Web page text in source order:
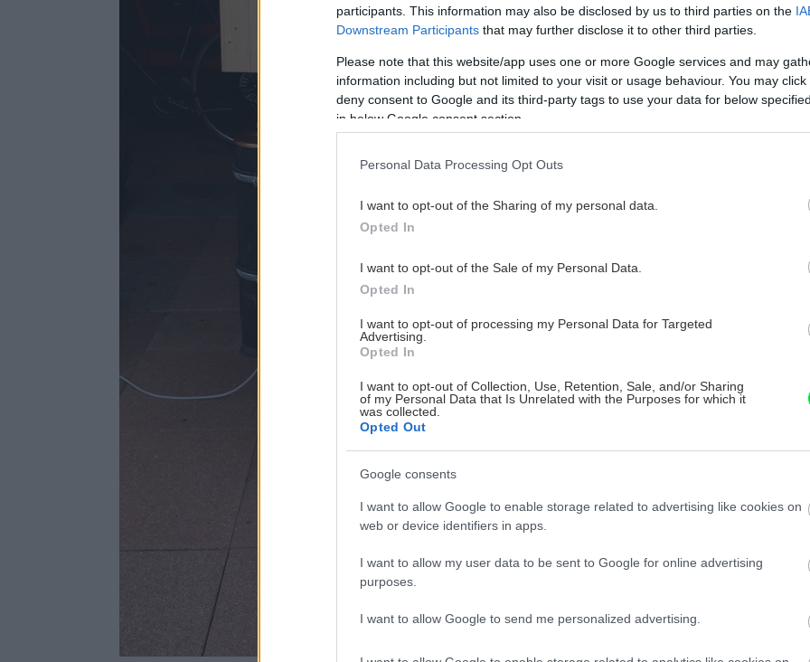
participants. This information may also be disclosed by us to third parties on the
Downstream Participants that may further disclose it to other third parties.
Please note that this website/app uses one or more Google services and may
information including but not limited to your visit or usage behaviour. You may
deny consent to Google and its third-party tags to use your data for below
in below Google consent section.
Personal Data Processing Opt Outs
I want to opt-out of the Sharing of my personal data.
Opted In
I want to opt-out of the Sale of my Personal Data.
Opted In
I want to opt-out of processing my Personal Data for Targeted
Advertising.
Opted In
I want to opt-out of Collection, Use, Retention, Sale, and/or Sharing
of my Personal Data that Is Unrelated with the Purposes for which it
was collected.
Opted Out
Google consents
I want to allow Google to enable storage related to advertising like cookies on
web or device identifiers in apps.
I want to allow my user data to be sent to Google for online advertising
purposes.
I want to allow Google to send me personalized advertising.